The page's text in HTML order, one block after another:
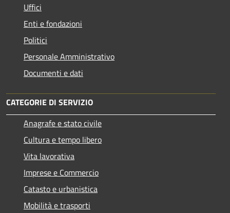
Uffici
Enti e fondazioni
Politici
Personale Amministrativo
Documenti e dati
CATEGORIE DI SERVIZIO
Anagrafe e stato civile
Cultura e tempo libero
Vita lavorativa
Imprese e Commercio
Catasto e urbanistica
Mobilità e trasporti